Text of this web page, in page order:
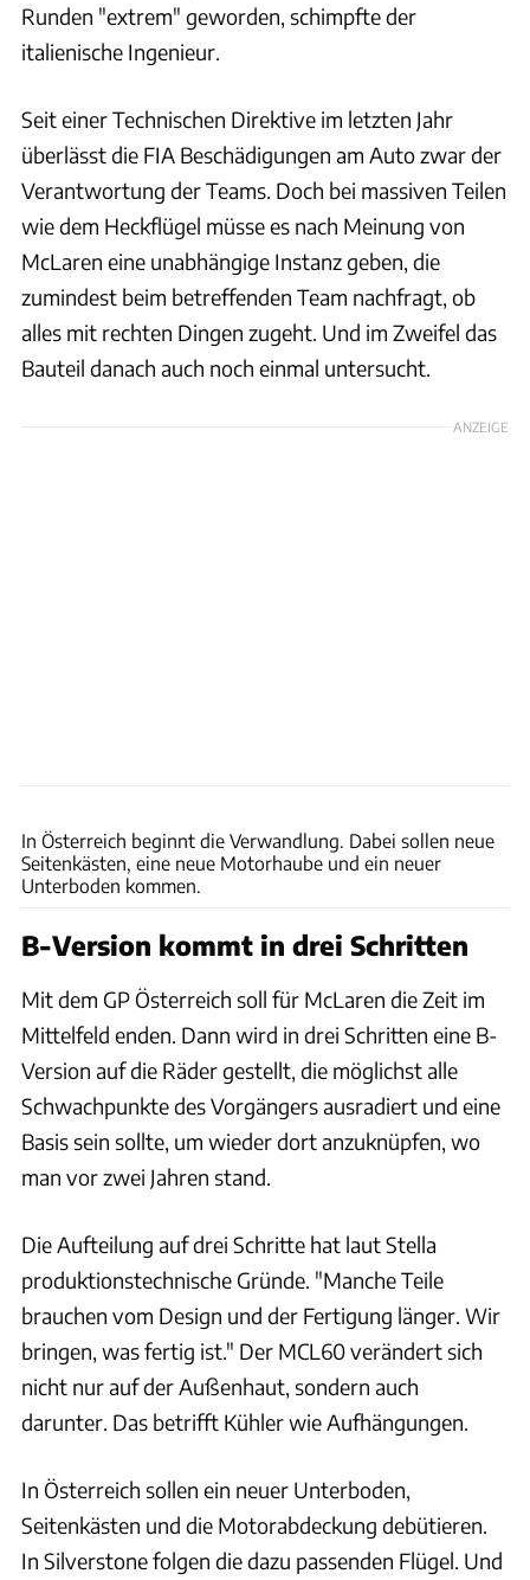
Runden "extrem" geworden, schimpfte der
italienische Ingenieur.
Seit einer Technischen Direktive im letzten Jahr
überlässt die FIA Beschädigungen am Auto zwar der
Verantwortung der Teams. Doch bei massiven Teilen
wie dem Heckflügel müsse es nach Meinung von
McLaren eine unabhängige Instanz geben, die
zumindest beim betreffenden Team nachfragt, ob
alles mit rechten Dingen zugeht. Und im Zweifel das
Bauteil danach auch noch einmal untersucht.
ANZEIGE
In Österreich beginnt die Verwandlung. Dabei sollen neue
Seitenkästen, eine neue Motorhaube und ein neuer
Unterboden kommen.
B-Version kommt in drei Schritten
Mit dem GP Österreich soll für McLaren die Zeit im
Mittelfeld enden. Dann wird in drei Schritten eine B-
Version auf die Räder gestellt, die möglichst alle
Schwachpunkte des Vorgängers ausradiert und eine
Basis sein sollte, um wieder dort anzuknüpfen, wo
man vor zwei Jahren stand.
Die Aufteilung auf drei Schritte hat laut Stella
produktionstechnische Gründe. "Manche Teile
brauchen vom Design und der Fertigung länger. Wir
bringen, was fertig ist." Der MCL60 verändert sich
nicht nur auf der Außenhaut, sondern auch
darunter. Das betrifft Kühler wie Aufhängungen.
In Österreich sollen ein neuer Unterboden,
Seitenkästen und die Motorabdeckung debütieren.
In Silverstone folgen die dazu passenden Flügel. Und